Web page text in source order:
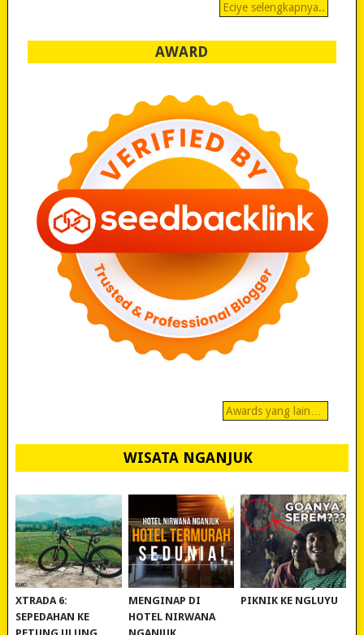
Eciye selengkapnya..
AWARD
Awards yang lain…
WISATA NGANJUK
REVIEW POLYGON
XTRADA 6:
SEPEDAHAN KE
MURAH BANGET!
MENGINAP DI
HOTEL NIRWANA
WISATA NGANJUK:
PIKNIK KE NGLUYU